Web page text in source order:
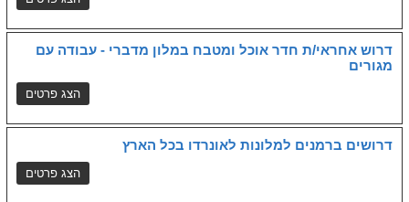
דרוש אחראי/ת חדר אוכל ומטבח במלון מדברי - עבודה עם
מגורים
דרושים ברמנים למלונות לאונרדו בכל הארץ